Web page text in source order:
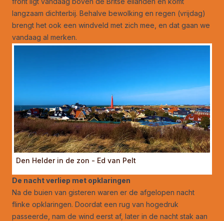
langzaam dichterbij. Behalve bewolking en regen (vrijdag)
brengt het ook een windveld met zich mee, en dat gaan we
vandaag al merken.
Den Helder in de zon - Ed van Pelt
De nacht verliep met opklaringen
Na de buien van gisteren waren er de afgelopen nacht
flinke opklaringen. Doordat een rug van hogedruk
passeerde, nam de wind eerst af, later in de nacht stak aan